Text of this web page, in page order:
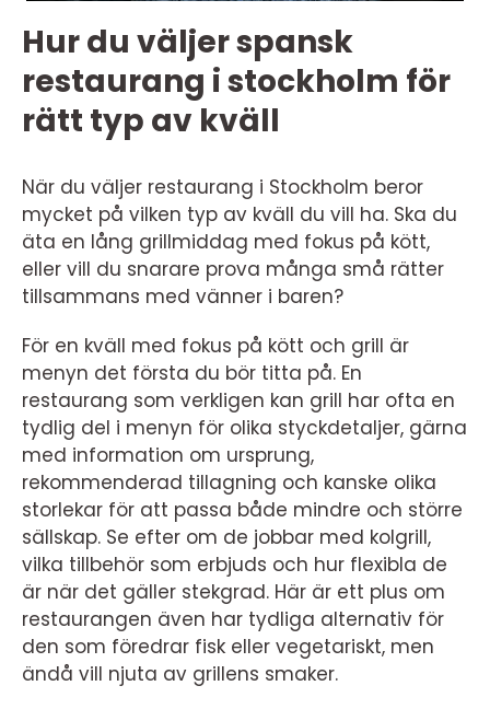
Hur du väljer spansk
restaurang i stockholm för
rätt typ av kväll
När du väljer restaurang i Stockholm beror
mycket på vilken typ av kväll du vill ha. Ska du
äta en lång grillmiddag med fokus på kött,
eller vill du snarare prova många små rätter
tillsammans med vänner i baren?
För en kväll med fokus på kött och grill är
menyn det första du bör titta på. En
restaurang som verkligen kan grill har ofta en
tydlig del i menyn för olika styckdetaljer, gärna
med information om ursprung,
rekommenderad tillagning och kanske olika
storlekar för att passa både mindre och större
sällskap. Se efter om de jobbar med kolgrill,
vilka tillbehör som erbjuds och hur flexibla de
är när det gäller stekgrad. Här är ett plus om
restaurangen även har tydliga alternativ för
den som föredrar fisk eller vegetariskt, men
ändå vill njuta av grillens smaker.